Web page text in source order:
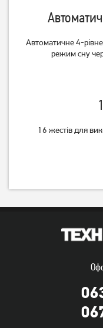
mode Wireless Grey
грн
Автоматичне 4-
режим сну
16 жестів для